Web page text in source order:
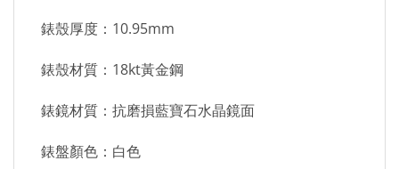
錶殼厚度：10.95mm
錶殼材質：18kt黃金鋼
錶鏡材質：抗磨損藍寶石水晶鏡面
錶盤顏色：白色